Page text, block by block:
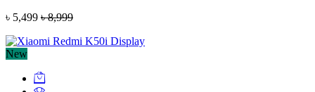
৳ 5,499 ৳ 8,999
New